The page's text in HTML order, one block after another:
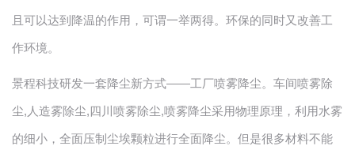
且可以达到降温的作用，可谓一举两得。环保的同时又改善工
作环境。
景程科技研发一套降尘新方式——工厂喷雾降尘。车间喷雾除
尘,人造雾除尘,四川喷雾除尘,喷雾降尘采用物理原理，利用水雾
的细小，全面压制尘埃颗粒进行全面降尘。但是很多材料不能